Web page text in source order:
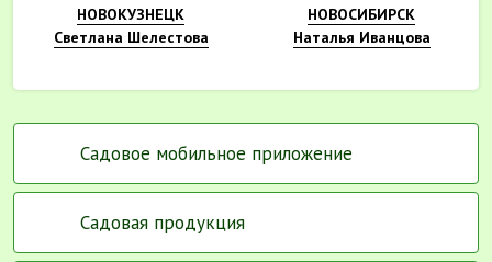
НОВОКУЗНЕЦК
Светлана Шелестова
НОВОСИБИРСК
Наталья Иванцова
Садовое мобильное приложение
Садовая продукция